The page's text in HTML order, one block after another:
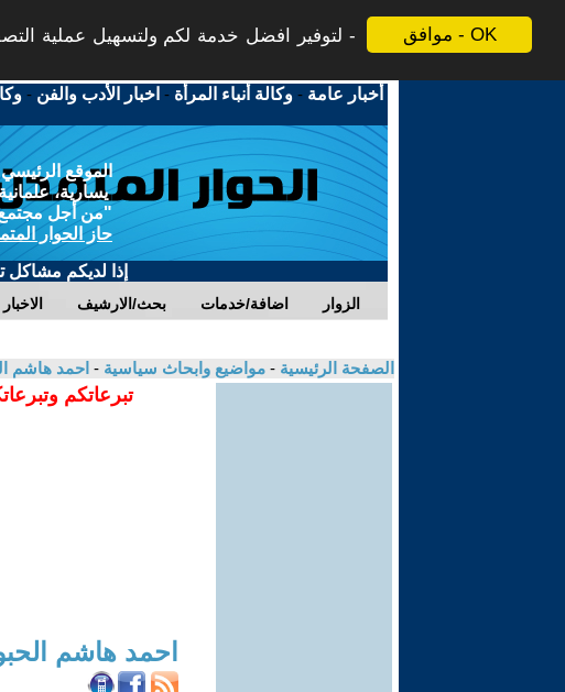
موافق - OK
لتوفير افضل خدمة لكم ولتسهيل عملية
أخبار عامة -وكالة أنباء المرأة - اخبار الأدب والفن -
الموقع
يسارية،
"من أجل مجتمع
حاز الحوار
إذا لديكم مشاكل
الاخبار بحث/الارشيف اضافة/خدمات الزوار
الصفحة الرئيسية - مواضيع وابحاث سياسية - احمد هاشم
تبرعاتكم
احمد هاشم